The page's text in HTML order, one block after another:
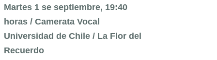
Martes 1 se septiembre, 19:40
horas / Camerata Vocal
Universidad de Chile / La Flor del
Recuerdo